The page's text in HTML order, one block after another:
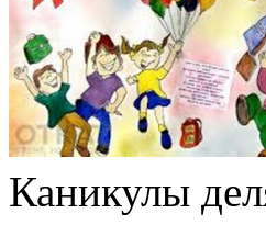
Каникулы